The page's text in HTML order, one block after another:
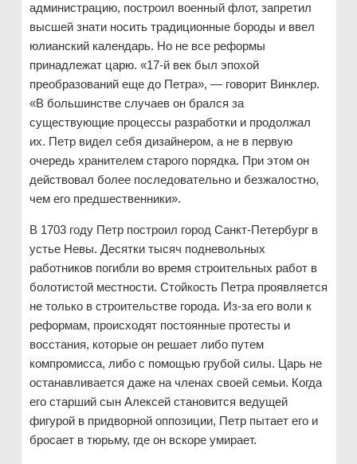
администрацию, построил военный флот, запретил
высшей знати носить традиционные бороды и ввел
юлианский календарь. Но не все реформы
принадлежат царю. «17-й век был эпохой
преобразований еще до Петра», — говорит Винклер.
«В большинстве случаев он брался за
существующие процессы разработки и продолжал
их. Петр видел себя дизайнером, а не в первую
очередь хранителем старого порядка. При этом он
действовал более последовательно и безжалостно,
чем его предшественники».
В 1703 году Петр построил город Санкт-Петербург в
устье Невы. Десятки тысяч подневольных
работников погибли во время строительных работ в
болотистой местности. Стойкость Петра проявляется
не только в строительстве города. Из-за его воли к
реформам, происходят постоянные протесты и
восстания, которые он решает либо путем
компромисса, либо с помощью грубой силы. Царь не
останавливается даже на членах своей семьи. Когда
его старший сын Алексей становится ведущей
фигурой в придворной оппозиции, Петр пытает его и
бросает в тюрьму, где он вскоре умирает.